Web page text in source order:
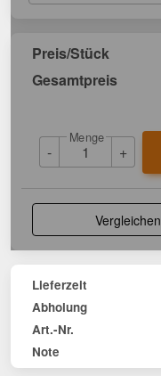
Preis/Stück
Gesamtpreis
-
Menge
+
Vergleichen
Lieferzeit
Abholung
Art.-Nr.
Note